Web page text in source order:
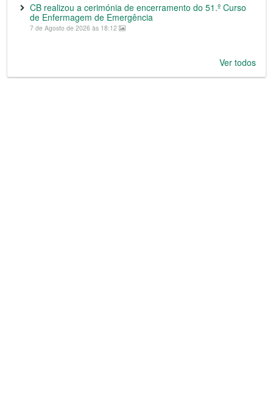
CB realizou a cerimónia de encerramento do 51.º Curso
de Enfermagem de Emergência
7 de Agosto de 2026 às 18:12
Ver todos